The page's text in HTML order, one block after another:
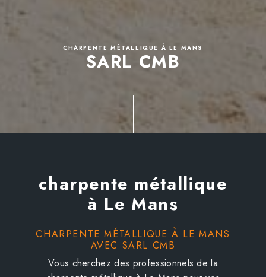
CHARPENTE MÉTALLIQUE À LE MANS
SARL CMB
charpente métallique
à Le Mans
CHARPENTE MÉTALLIQUE À LE MANS
AVEC SARL CMB
Vous cherchez des professionnels de la